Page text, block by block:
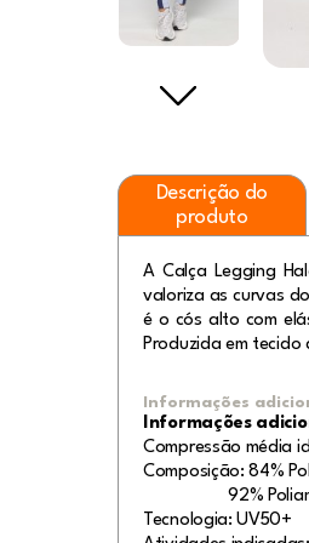
Descrição do
produto
A Calça Legging
valoriza as curvas
é o cós alto com
Produzida em
Informações
Informações
Compressão média
Composição: 84%
92%
Tecnologia: UV50+